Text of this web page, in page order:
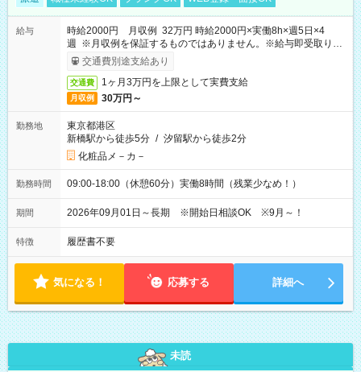
給与
時給2000円 月収例 32万円 時給2000円×実働8h×週5日×4
週 ※月収例を保証するものではありません。※給与即受取りサ
ービス利用可（利用条件有）
交通費別途支給あり
交通費 1ヶ月3万円を上限として実費支給
月収例 30万円～
勤務地
東京都港区
新橋駅から徒歩5分 / 汐留駅から徒歩2分
化粧品メ－カ－
勤務時間 09:00-18:00（休憩60分）実働8時間（残業少なめ！）
期間 2026年09月01日～長期 ※開始日相談OK ※9月～！
特徴 履歴書不要
気になる！ 応募する 詳細へ
未読